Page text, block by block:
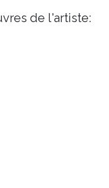
de l'artiste: